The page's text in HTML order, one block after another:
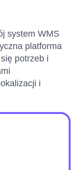
system WMS
platforma
potrzeb i
i